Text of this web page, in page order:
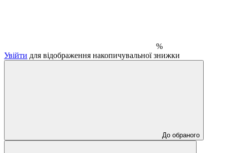
%
Увійти для відображення накопичувальної знижки
До обраного